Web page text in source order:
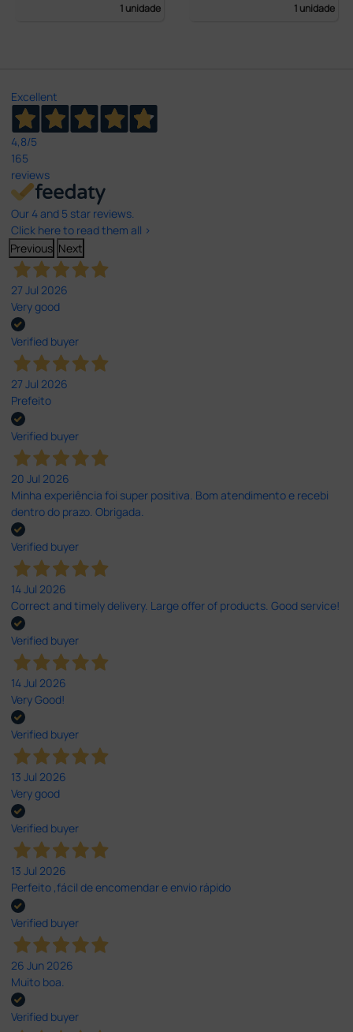
1 unidade 1 unidade
Excellent
4,8/5
165
reviews
Our 4 and 5 star reviews.
Click here to read them all >
Previous Next
27 Jul 2026
Very good
Verified buyer
27 Jul 2026
Prefeito
Verified buyer
20 Jul 2026
Minha experiência foi super positiva. Bom atendimento e recebi
dentro do prazo. Obrigada.
Verified buyer
14 Jul 2026
Correct and timely delivery. Large offer of products. Good service!
Verified buyer
14 Jul 2026
Very Good!
Verified buyer
13 Jul 2026
Very good
Verified buyer
13 Jul 2026
Perfeito ,fácil de encomendar e envio rápido
Verified buyer
26 Jun 2026
Muito boa.
Verified buyer